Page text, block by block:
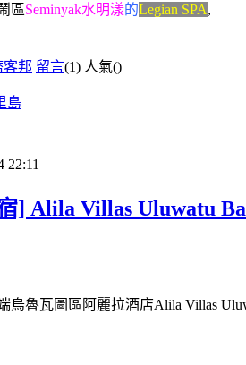
區Seminyak水明漾的Legian SPA,
客邦 留言(1) 人氣()
島
22:11
] Alila Villas Uluwatu
烏魯瓦圖區阿麗拉酒店Alila Villas